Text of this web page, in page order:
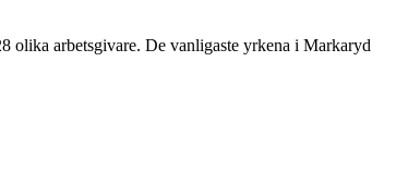
arbetsgivare. De vanligaste yrkena i Markaryd